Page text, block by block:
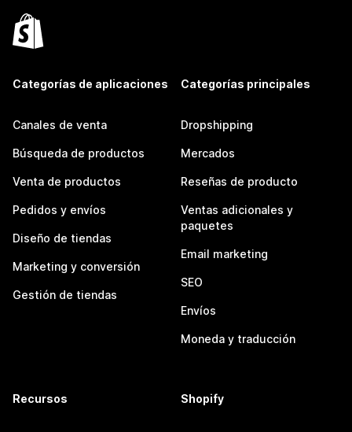
Categorías de aplicaciones
Canales de venta
Búsqueda de productos
Venta de productos
Pedidos y envíos
Diseño de tiendas
Marketing y conversión
Gestión de tiendas
Categorías principales
Dropshipping
Mercados
Reseñas de producto
Ventas adicionales y
paquetes
Email marketing
SEO
Envíos
Moneda y traducción
Recursos Shopify